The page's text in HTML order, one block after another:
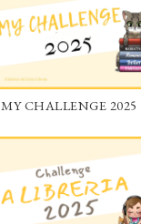
MY CHALLENGE 2025